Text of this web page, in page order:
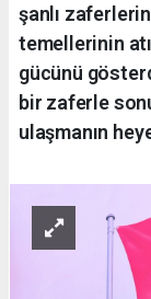
şanlı
temellerinin
gücünü
bir zaferle
ulaşmanın